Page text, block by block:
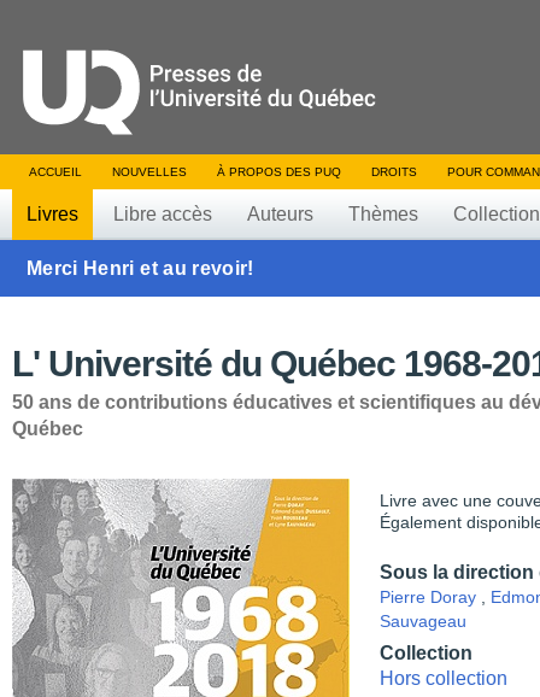
ACCUEIL NOUVELLES À PROPOS DES PUQ DROITS POUR
Livres Libre accès Auteurs Thèmes
Merci Henri et au revoir!
L' Université du Québec 1968-
50 ans de contributions éducatives et scientifiques au
Québec
Livre avec une
Également
Sous la direction
Pierre Doray
Sauvageau
Collection
Hors collection